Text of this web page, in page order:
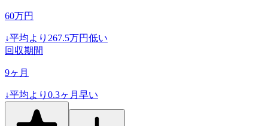
60万円
↓平均より 267.5万円低い
回収期間
9ヶ月
↓平均より 0.3ヶ月早い